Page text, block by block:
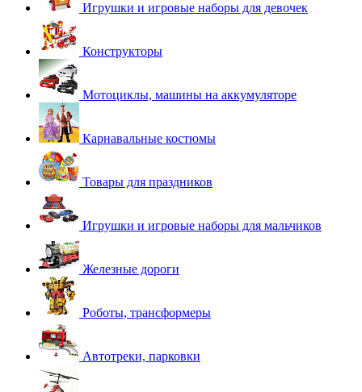
Игрушки и игровые наборы для девочек
Конструкторы
Мотоциклы, машины на аккумуляторе
Карнавальные костюмы
Товары для праздников
Игрушки и игровые наборы для мальчиков
Железные дороги
Роботы, трансформеры
Автотреки, парковки